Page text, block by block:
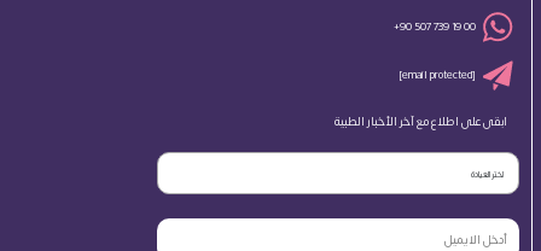
+90 507 739 19 00
[email protected]
ابقى على اطلاع مع آخر الأخبار الطبية
اختر العيادة